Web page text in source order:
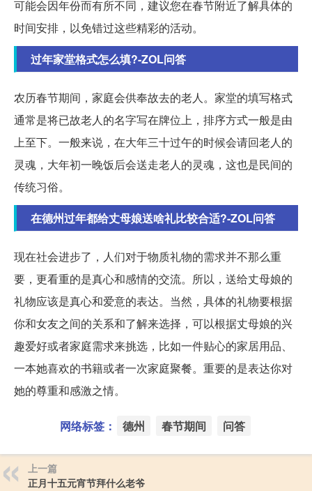
可能会因年份而有所不同，建议您在春节附近了解具体的
时间安排，以免错过这些精彩的活动。
过年家堂格式怎么填?-ZOL问答
农历春节期间，家庭会供奉故去的老人。家堂的填写格式
通常是将已故老人的名字写在牌位上，排序方式一般是由
上至下。一般来说，在大年三十过午的时候会请回老人的
灵魂，大年初一晚饭后会送走老人的灵魂，这也是民间的
传统习俗。
在德州过年都给丈母娘送啥礼比较合适?-ZOL问答
现在社会进步了，人们对于物质礼物的需求并不那么重
要，更看重的是真心和感情的交流。所以，送给丈母娘的
礼物应该是真心和爱意的表达。当然，具体的礼物要根据
你和女友之间的关系和了解来选择，可以根据丈母娘的兴
趣爱好或者家庭需求来挑选，比如一件贴心的家居用品、
一本她喜欢的书籍或者一次家庭聚餐。重要的是表达你对
她的尊重和感激之情。
网络标签： 德州 春节期间 问答
上一篇
正月十五元宵节拜什么老爷